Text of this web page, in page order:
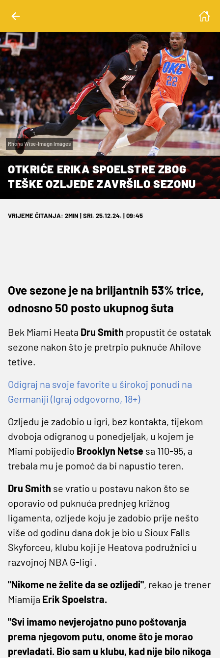
Rhona Wise-Imagn Images
OTKRIĆE ERIKA SPOELSTRE ZBOG
TEŠKE OZLJEDE ZAVRŠILO SEZONU
VRIJEME ČITANJA: 2MIN | SRI. 25.12.24. | 09:45
Ove sezone je na briljantnih 53% trice,
odnosno 50 posto ukupnog šuta
Bek Miami Heata Dru Smith propustit će ostatak
sezone nakon što je pretrpio puknuće Ahilove
tetive.
Odigraj na svoje favorite u širokoj ponudi na
Germaniji (Igraj odgovorno, 18+)
Ozljedu je zadobio u igri, bez kontakta, tijekom
dvoboja odigranog u ponedjeljak, u kojem je
Miami pobijedio Brooklyn Netse sa 110-95, a
trebala mu je pomoć da bi napustio teren.
Dru Smith se vratio u postavu nakon što se
oporavio od puknuća prednjeg križnog
ligamenta, ozljede koju je zadobio prije nešto
više od godinu dana dok je bio u Sioux Falls
Skyforceu, klubu koji je Heatova podružnici u
razvojnoj NBA G-ligi .
"Nikome ne želite da se ozlijedi", rekao je trener
Miamija Erik Spoelstra.
"Svi imamo nevjerojatno puno poštovanja
prema njegovom putu, onome što je morao
prevladati. Bio sam u klubu, kad nije bilo nikoga